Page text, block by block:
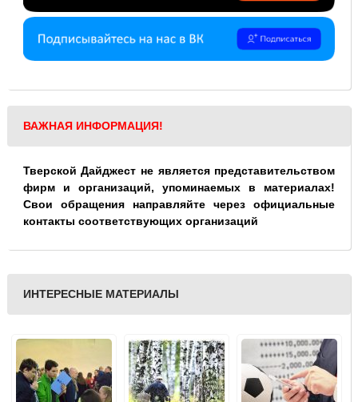
ВАЖНАЯ ИНФОРМАЦИЯ!
Тверской Дайджест не является представительством
фирм и организаций, упоминаемых в материалах!
Свои обращения направляйте через официальные
контакты соответствующих организаций
ИНТЕРЕСНЫЕ МАТЕРИАЛЫ